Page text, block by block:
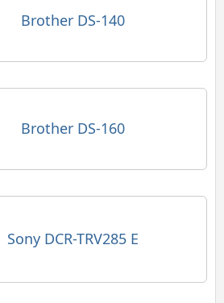
Brother DS-140
Brother DS-160
Sony DCR-TRV285 E